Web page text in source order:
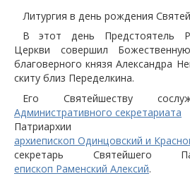
Литургия в день рождения
В этот день Предстоятель
Церкви совершил
благоверного князя Александра
скиту близ Переделкина.
Его Святейшеству
Административного секретариата
Патриархии
архиепископ Одинцовский и
секретарь Святейшего
епископ Раменский Алексий.